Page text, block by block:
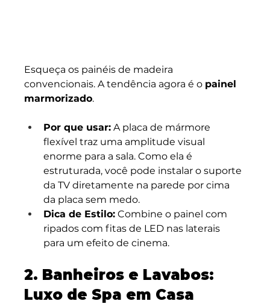
Esqueça os painéis de madeira
convencionais. A tendência agora é o painel
marmorizado.
Por que usar: A placa de mármore
flexível traz uma amplitude visual
enorme para a sala. Como ela é
estruturada, você pode instalar o suporte
da TV diretamente na parede por cima
da placa sem medo.
Dica de Estilo: Combine o painel com
ripados com fitas de LED nas laterais
para um efeito de cinema.
2. Banheiros e Lavabos:
Luxo de Spa em Casa